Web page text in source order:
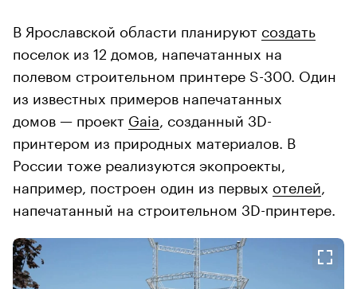
В Ярославской области планируют создать
поселок из 12 домов, напечатанных на
полевом строительном принтере S-300. Один
из известных примеров напечатанных
домов — проект Gaia , созданный 3D-
принтером из природных материалов. В
России тоже реализуются экопроекты,
например, построен один из первых отелей
напечатанный на строительном 3D-принтере.